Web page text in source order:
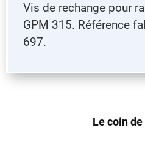
Vis de rechange pour
GPM 315. Référence
697.
Le coin